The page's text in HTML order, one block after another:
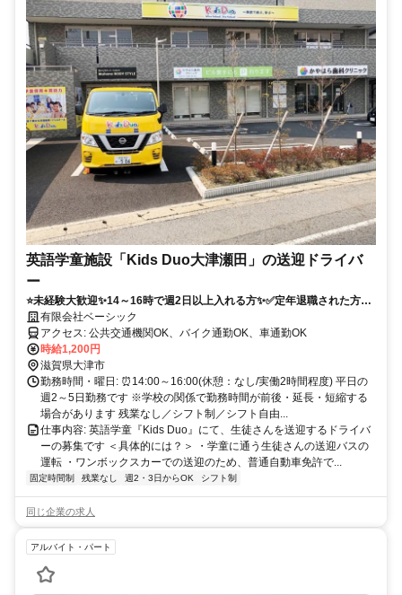
英語学童施設「Kids Duo大津瀬田」の送迎ドライバ
ー
⭐未経験大歓迎✨14～16時で週2日以上入れる方✨✅定年退職された方や
子ども好きな方！
有限会社ベーシック
アクセス: 公共交通機関OK、バイク通勤OK、車通勤OK
時給1,200円
滋賀県大津市
勤務時間・曜日: ⏰️14:00～16:00(休憩：なし/実働2時間程度) 平日の
週2～5日勤務です ※学校の関係で勤務時間が前後・延長・短縮する
場合があります 残業なし／シフト制／シフト自由...
仕事内容: 英語学童『Kids Duo』にて、生徒さんを送迎するドライバ
ーの募集です ＜具体的には？＞ ・学童に通う生徒さんの送迎バスの
運転 ・ワンボックスカーでの送迎のため、普通自動車免許で...
固定時間制 残業なし 週2・3日からOK シフト制
同じ企業の求人
アルバイト・パート